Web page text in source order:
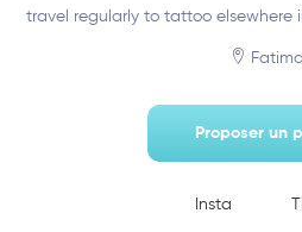
travel regularly to tattoo elsewhere
Fatima
Proposer un
Insta